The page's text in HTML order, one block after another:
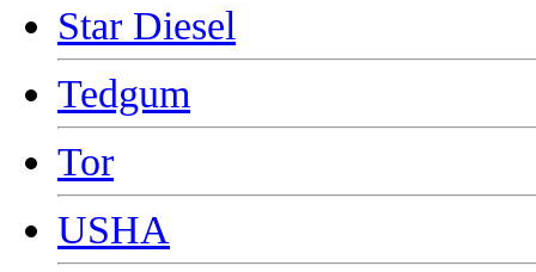
Star Diesel
Tedgum
Tor
USHA